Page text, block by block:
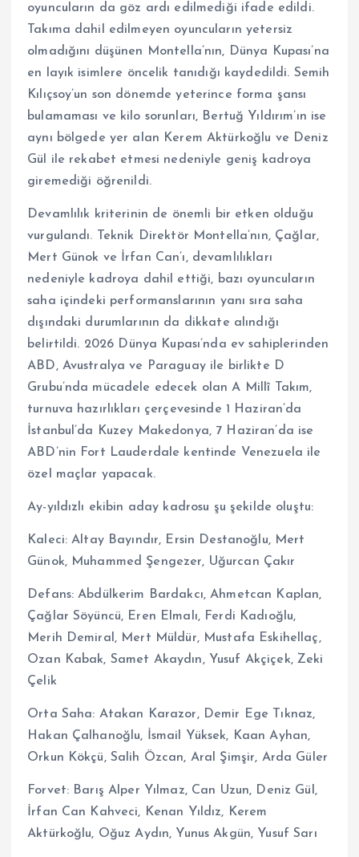
oyuncuların da göz ardı edilmediği ifade edildi.
Takıma dahil edilmeyen oyuncuların yetersiz
olmadığını düşünen Montella’nın, Dünya Kupası’na
en layık isimlere öncelik tanıdığı kaydedildi. Semih
Kılıçsoy’un son dönemde yeterince forma şansı
bulamaması ve kilo sorunları, Bertuğ Yıldırım’ın ise
aynı bölgede yer alan Kerem Aktürkoğlu ve Deniz
Gül ile rekabet etmesi nedeniyle geniş kadroya
giremediği öğrenildi.
Devamlılık kriterinin de önemli bir etken olduğu
vurgulandı. Teknik Direktör Montella’nın, Çağlar,
Mert Günok ve İrfan Can’ı, devamlılıkları
nedeniyle kadroya dahil ettiği, bazı oyuncuların
saha içindeki performanslarının yanı sıra saha
dışındaki durumlarının da dikkate alındığı
belirtildi. 2026 Dünya Kupası’nda ev sahiplerinden
ABD, Avustralya ve Paraguay ile birlikte D
Grubu’nda mücadele edecek olan A Millî Takım,
turnuva hazırlıkları çerçevesinde 1 Haziran’da
İstanbul’da Kuzey Makedonya, 7 Haziran’da ise
ABD’nin Fort Lauderdale kentinde Venezuela ile
özel maçlar yapacak.
Ay-yıldızlı ekibin aday kadrosu şu şekilde oluştu:
Kaleci: Altay Bayındır, Ersin Destanoğlu, Mert
Günok, Muhammed Şengezer, Uğurcan Çakır
Defans: Abdülkerim Bardakcı, Ahmetcan Kaplan,
Çağlar Söyüncü, Eren Elmalı, Ferdi Kadıoğlu,
Merih Demiral, Mert Müldür, Mustafa Eskihellaç,
Ozan Kabak, Samet Akaydın, Yusuf Akçiçek, Zeki
Çelik
Orta Saha: Atakan Karazor, Demir Ege Tıknaz,
Hakan Çalhanoğlu, İsmail Yüksek, Kaan Ayhan,
Orkun Kökçü, Salih Özcan, Aral Şimşir, Arda Güler
Forvet: Barış Alper Yılmaz, Can Uzun, Deniz Gül,
İrfan Can Kahveci, Kenan Yıldız, Kerem
Aktürkoğlu, Oğuz Aydın, Yunus Akgün, Yusuf Sarı